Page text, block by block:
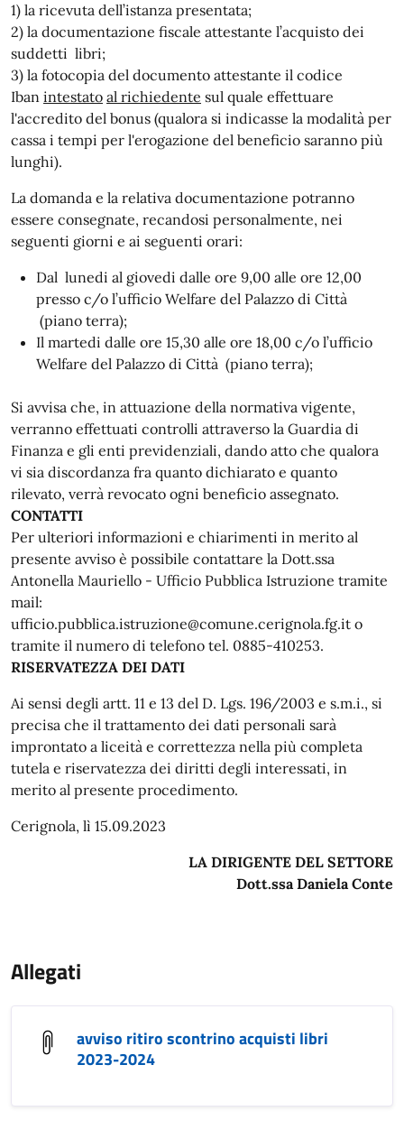
1) la ricevuta dell’istanza presentata;
2) la documentazione fiscale attestante l’acquisto dei
suddetti libri;
3) la fotocopia del documento attestante il codice
Iban intestato al richiedente sul quale effettuare
l'accredito del bonus (qualora si indicasse la modalità per
cassa i tempi per l'erogazione del beneficio saranno più
lunghi).
La domanda e la relativa documentazione potranno
essere consegnate, recandosi personalmente, nei
seguenti giorni e ai seguenti orari:
Dal lunedi al giovedi dalle ore 9,00 alle ore 12,00
presso c/o l’ufficio Welfare del Palazzo di Città
(piano terra);
Il martedi dalle ore 15,30 alle ore 18,00 c/o l’ufficio
Welfare del Palazzo di Città (piano terra);
Si avvisa che, in attuazione della normativa vigente,
verranno effettuati controlli attraverso la Guardia di
Finanza e gli enti previdenziali, dando atto che qualora
vi sia discordanza fra quanto dichiarato e quanto
rilevato, verrà revocato ogni beneficio assegnato.
CONTATTI
Per ulteriori informazioni e chiarimenti in merito al
presente avviso è possibile contattare la Dott.ssa
Antonella Mauriello - Ufficio Pubblica Istruzione tramite
mail:
ufficio.pubblica.istruzione@comune.cerignola.fg.it o
tramite il numero di telefono tel. 0885-410253.
RISERVATEZZA DEI DATI
Ai sensi degli artt. 11 e 13 del D. Lgs. 196/2003 e s.m.i., si
precisa che il trattamento dei dati personali sarà
improntato a liceità e correttezza nella più completa
tutela e riservatezza dei diritti degli interessati, in
merito al presente procedimento.
Cerignola, lì 15.09.2023
LA DIRIGENTE DEL SETTORE
Dott.ssa Daniela Conte
Allegati
avviso ritiro scontrino acquisti libri
2023-2024